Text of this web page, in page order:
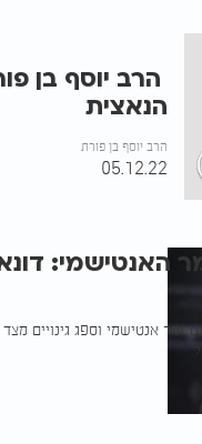
הרב יוסף בן
הנאצית
הרב יוסף בן פורת
05.12.22
האנטישמי:
זמר אנטישמי וספג גינויים